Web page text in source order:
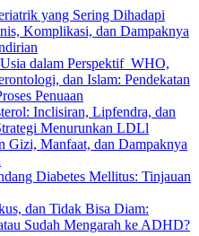
yang Sering Dihadapi
Komplikasi, dan Dampaknya
dalam Perspektif WHO,
dan Islam: Pendekatan
Penuaan
Inclisiran, Lipfendra, dan
Menurunkan LDLl
Gizi, Manfaat, dan Dampaknya
Diabetes Mellitus: Tinjauan
dan Tidak Bisa Diam:
Sudah Mengarah ke ADHD?